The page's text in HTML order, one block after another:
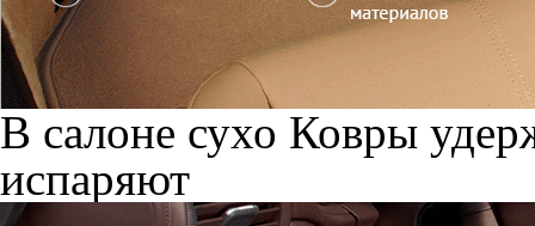
В салоне сухо Ковры
испаряют